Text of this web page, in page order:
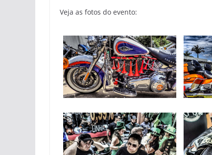
Veja as fotos do evento: